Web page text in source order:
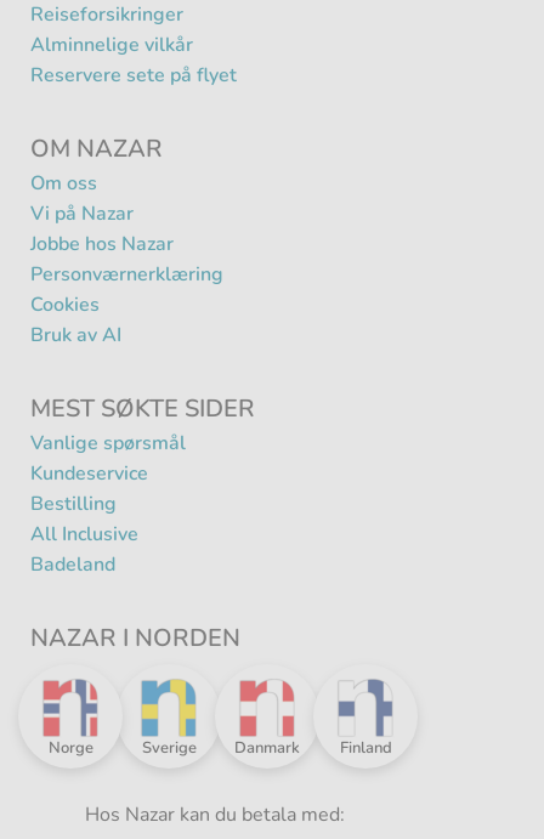
Reiseforsikringer
Alminnelige vilkår
Reservere sete på flyet
OM NAZAR
Om oss
Vi på Nazar
Jobbe hos Nazar
Personværnerklæring
Cookies
Bruk av AI
MEST SØKTE SIDER
Vanlige spørsmål
Kundeservice
Bestilling
All Inclusive
Badeland
NAZAR I NORDEN
Nazar
-
Sverige
Nazar
-
Danmark
Nazar
-
Finland
Nazar
Norge
Hos Nazar kan du betala med: